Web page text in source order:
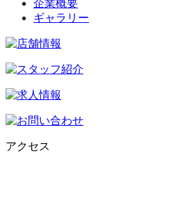
企業概要
ギャラリー
アクセス